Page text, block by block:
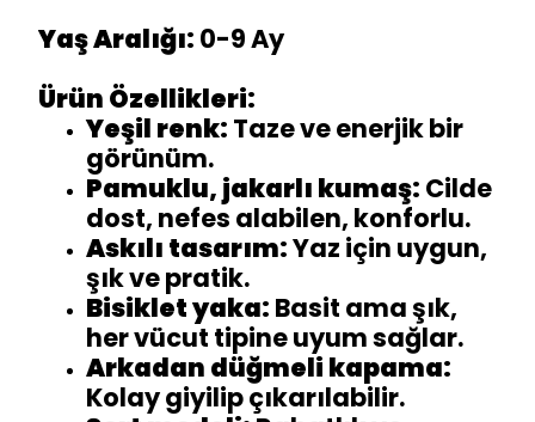
Yaş Aralığı: 0-9 Ay
Ürün Özellikleri:
Yeşil renk: Taze ve enerjik bir
görünüm.
Pamuklu, jakarlı kumaş: Cilde
dost, nefes alabilen, konforlu.
Askılı tasarım:Yaz için uygun,
şık ve pratik.
Bisiklet yaka: Basit ama şık,
her vücut tipine uyum sağlar.
Arkadan düğmeli kapama:
Kolay giyilip çıkarılabilir.